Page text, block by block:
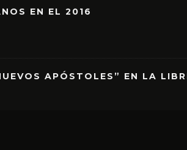
EN EL 2016
APÓSTOLES” EN LA